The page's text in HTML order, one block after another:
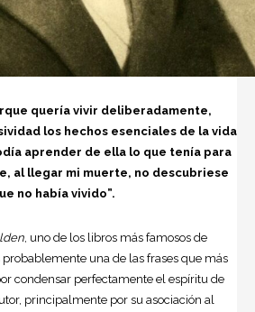
quería vivir deliberadamente,
los hechos esenciales de la vida
aprender de ella lo que tenía para
al llegar mi muerte, no descubriese
no había vivido”.
, uno de los libros más famosos de
probablemente una de las frases que más
condensar perfectamente el espíritu de
principalmente por su asociación al